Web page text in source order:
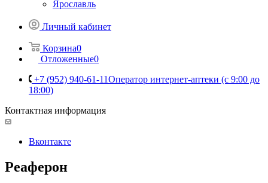
Ярославль
Личный кабинет
Корзина0
Отложенные0
+7 (952) 940-61-11Оператор интернет-аптеки (с 9:00 до
18:00)
Контактная информация
Вконтакте
Реаферон